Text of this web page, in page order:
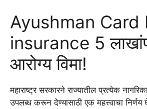
Ayushman Card
insurance 5
आरोग्य विमा!
महाराष्ट्र सरकारने राज्यातील प्रत्येक
उपलब्ध करून देण्यासाठी एक महत्त्वाचा